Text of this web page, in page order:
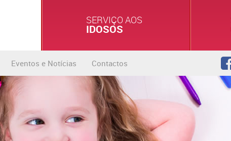
SERVIÇO AOS
IDOSOS
Eventos e Notícias Contactos